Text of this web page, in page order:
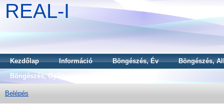
REAL-I
Kezdőlap Információ Böngészés, Év
Böngészés,
Böngészés, Gyűjtemény
Belépés